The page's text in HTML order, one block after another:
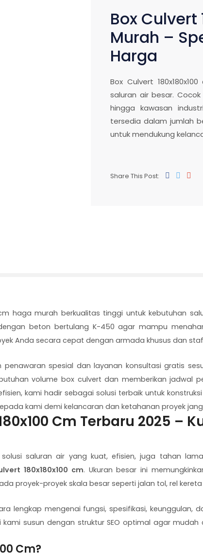
Box Culvert
Murah –
Harga
Box Culvert
saluran air besar.
hingga kawasan
tersedia dalam jumlah
untuk mendukung
Share This Post:
cm haga murah berkualitas tinggi untuk kebutuhan
beton bertulang K-450 agar mampu
Anda secara cepat dengan armada khusus dan
spesial dan layanan konsultasi gratis
volume box culvert dan memberikan jadwal
kami hadir sebagai solusi terbaik untuk
kami demi kelancaran dan ketahanan proyek
Cm Terbaru 2025 –
saluran air yang kuat, efisien, juga tahan
180x180x100 cm. Ukuran besar ini
proyek-proyek skala besar seperti jalan tol, rel
lengkap mengenai fungsi, spesifikasi, keunggulan,
susun dengan struktur SEO optimal agar
Cm?